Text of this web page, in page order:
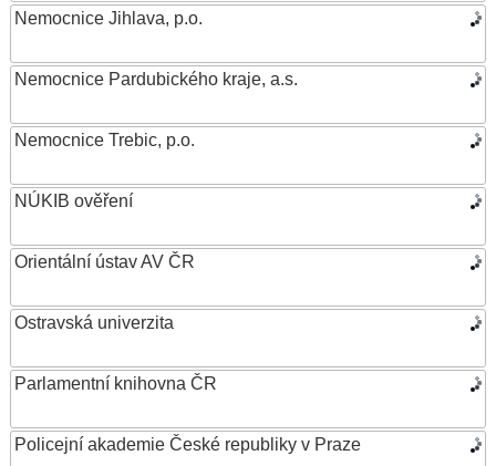
Nemocnice Jihlava, p.o.
Nemocnice Pardubického kraje, a.s.
Nemocnice Trebic, p.o.
NÚKIB ověření
Orientální ústav AV ČR
Ostravská univerzita
Parlamentní knihovna ČR
Policejní akademie České republiky v Praze